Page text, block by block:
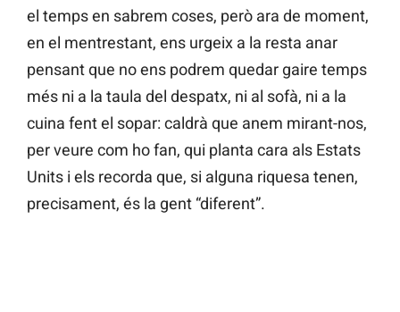
el temps en sabrem coses, però ara de moment,
en el mentrestant, ens urgeix a la resta anar
pensant que no ens podrem quedar gaire temps
més ni a la taula del despatx, ni al sofà, ni a la
cuina fent el sopar: caldrà que anem mirant-nos,
per veure com ho fan, qui planta cara als Estats
Units i els recorda que, si alguna riquesa tenen,
precisament, és la gent “diferent”.